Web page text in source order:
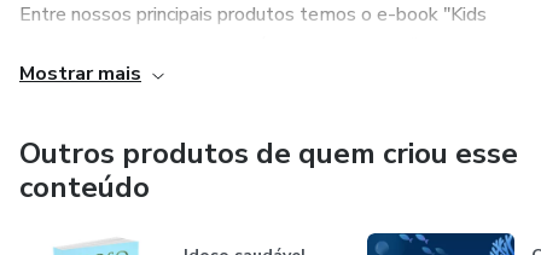
Entre nossos principais produtos temos o e-book "Kids
cozinharem juntos, temos também o e-book "Descobrindo
simples e divertida sobre o nosso fascinante universo.
Outro e-book educativo que possuímos é "O Fundo do
Mar", nele as crianças aprenderão curiosidades
interessantes sobre a vida marinha, bem como a
Mostrar mais
Outros produtos de quem criou esse
conteúdo